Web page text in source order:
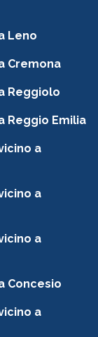
Leno
Cremona
Reggiolo
Reggio Emilia
a
a
a
Concesio
a